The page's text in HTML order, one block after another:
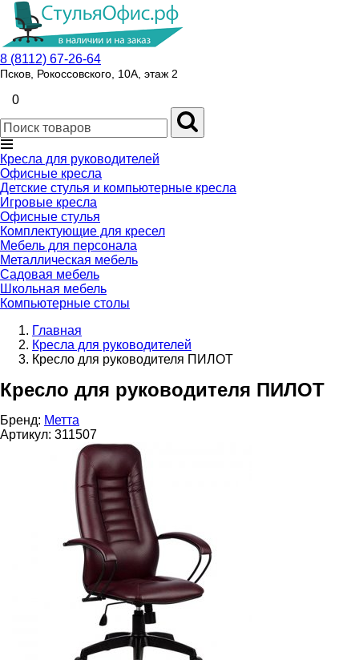
8 (8112) 67-26-64
Псков, Рокоссовского, 10А, этаж 2
0
Кресла для руководителей
Офисные кресла
Детские стулья и компьютерные кресла
Игровые кресла
Офисные стулья
Комплектующие для кресел
Мебель для персонала
Металлическая мебель
Садовая мебель
Школьная мебель
Компьютерные столы
Главная
Кресла для руководителей
Кресло для руководителя ПИЛОТ
Кресло для руководителя ПИЛОТ
Бренд: Метта
Артикул: 311507